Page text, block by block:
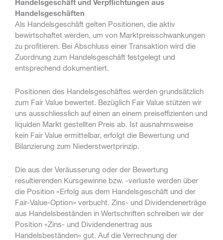
Handelsgeschäft und Verpflichtungen aus
Handelsgeschäften
Als Handelsgeschäft gelten Positionen, die aktiv
bewirtschaftet werden, um von Marktpreisschwankungen
zu profitieren. Bei Abschluss einer Transaktion wird die
Zuordnung zum Handelsgeschäft festgelegt und
entsprechend dokumentiert.
Positionen des Handelsgeschäftes werden grundsätzlich
zum Fair Value bewertet. Bezüglich Fair Value stützen wir
uns ausschliesslich auf einen an einem preiseffizienten und
liquiden Markt gestellten Preis ab. Ist ausnahmsweise
kein Fair Value ermittelbar, erfolgt die Bewertung und
Bilanzierung zum Niederstwertprinzip.
Die aus der Veräusserung oder der Bewertung
resultierenden Kursgewinne bzw. -verluste werden über
die Position «Erfolg aus dem Handelsgeschäft und der
Fair-Value-Option» verbucht. Zins- und Dividendenerträge
aus Handelsbeständen in Wertschriften schreiben wir der
Position «Zins- und Dividendenertrag aus
Handelsbeständen» gut. Auf die Verrechnung der